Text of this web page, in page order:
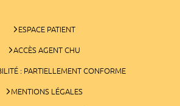
ESPACE PATIENT
ACCÈS AGENT CHU
: PARTIELLEMENT CONFORME
MENTIONS LÉGALES